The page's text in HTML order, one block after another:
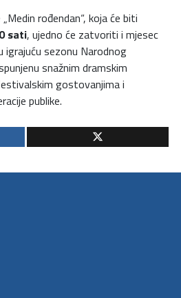
rođendan“, koja će biti
sati, ujedno će zatvoriti i mjesec
igrajuću sezonu Narodnog
snažnim dramskim
gostovanjima i
publike.